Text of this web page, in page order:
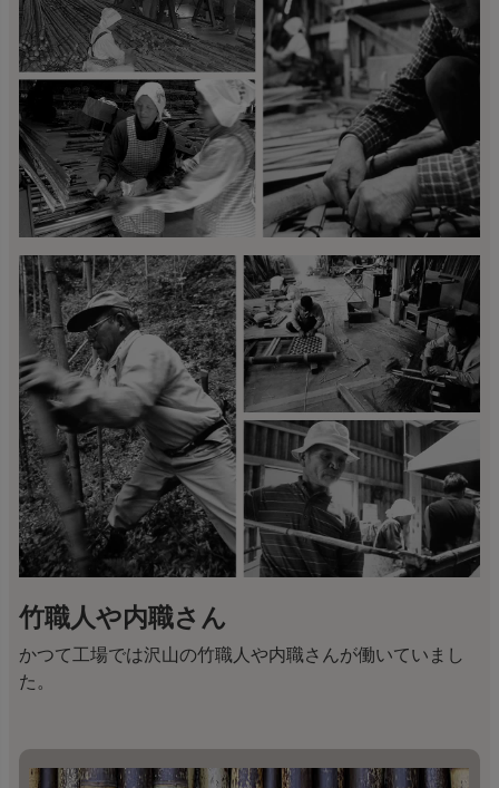
竹職人や内職さん
かつて工場では沢山の竹職人や内職さんが働いていまし
た。